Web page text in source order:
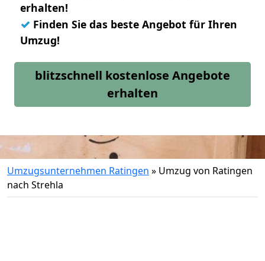
erhalten!
✓ Finden Sie das beste Angebot für Ihren
Umzug!
blitzschnell kostenlose Angebote
erhalten
Umzugsunternehmen Ratingen » Umzug von Ratingen
nach Strehla